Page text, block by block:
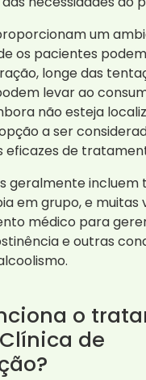
um
os pacientes
longe das
levar ao
não esteja
a ser
eficazes de
geralmente incluem
em grupo, e muitas
médico para
e outras
o
de